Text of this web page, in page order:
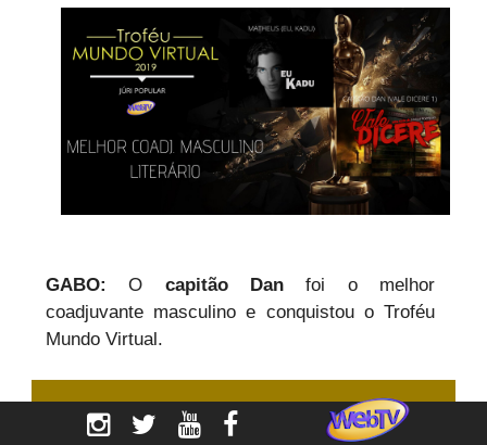
GABO:O capitão Danfoi o melhor
coadjuvante masculino e conquistou o Troféu
Mundo Virtual.